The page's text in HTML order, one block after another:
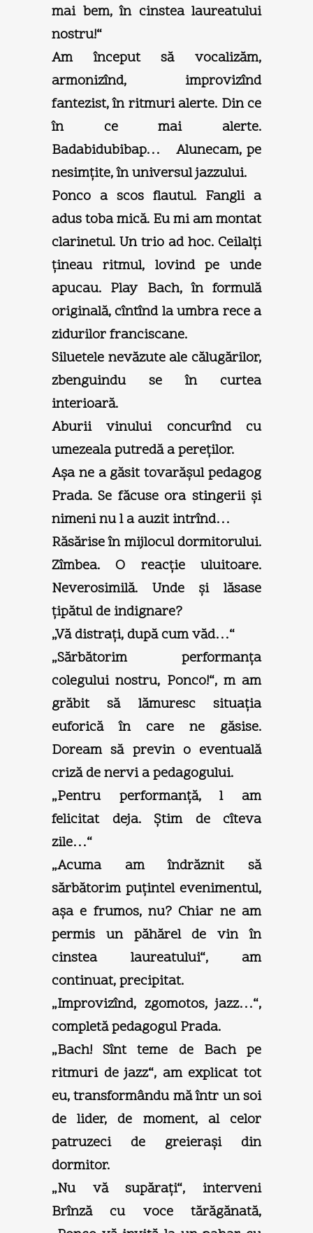
mai bem, în cinstea laureatului
nostru!“
Am început să vocalizăm,
armonizînd, improvizînd
fantezist, în ritmuri alerte. Din ce
în ce mai alerte.
Badabidubibap… Alunecam, pe
nesimţite, în universul jazzului.
Ponco a scos flautul. Fangli a
adus toba mică. Eu mi am montat
clarinetul. Un trio ad hoc. Ceilalţi
ţineau ritmul, lovind pe unde
apucau. Play Bach, în formulă
originală, cîntînd la umbra rece a
zidurilor franciscane.
Siluetele nevăzute ale călugărilor,
zbenguindu se în curtea
interioară.
Aburii vinului concurînd cu
umezeala putredă a pereţilor.
Aşa ne a găsit tovarăşul pedagog
Prada. Se făcuse ora stingerii şi
nimeni nu l a auzit intrînd…
Răsărise în mijlocul dormitorului.
Zîmbea. O reacţie uluitoare.
Neverosimilă. Unde şi lăsase
ţipătul de indignare?
„Vă distraţi, după cum văd…“
„Sărbătorim performanţa
colegului nostru, Ponco!“, m am
grăbit să lămuresc situaţia
euforică în care ne găsise.
Doream să previn o eventuală
criză de nervi a pedagogului.
„Pentru performanţă, l am
felicitat deja. Ştim de cîteva
zile…“
„Acuma am îndrăznit să
sărbătorim puţintel evenimentul,
aşa e frumos, nu? Chiar ne am
permis un păhărel de vin în
cinstea laureatului“, am
continuat, precipitat.
„Improvizînd, zgomotos, jazz…“,
completă pedagogul Prada.
„Bach! Sînt teme de Bach pe
ritmuri de jazz“, am explicat tot
eu, transformându mă într un soi
de lider, de moment, al celor
patruzeci de greieraşi din
dormitor.
„Nu vă supăraţi“, interveni
Brînză cu voce tărăgănată,